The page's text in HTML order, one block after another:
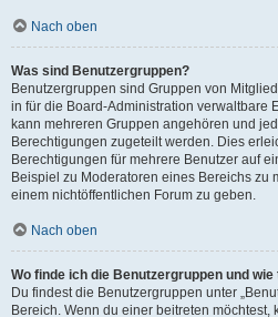
Nach oben
Was sind Benutzergruppen?
Benutzergruppen sind Gruppen von
in für die Board-Administration verwaltbare
kann mehreren Gruppen angehören und
Berechtigungen zugeteilt werden. Dies
Berechtigungen für mehrere Benutzer auf
Beispiel zu Moderatoren eines Bereichs zu
einem nichtöffentlichen Forum zu geben.
Nach oben
Wo finde ich die Benutzergruppen und
Du findest die Benutzergruppen unter
Bereich. Wenn du einer beitreten möchtest,